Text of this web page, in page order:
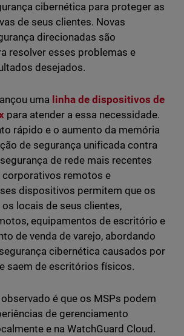
cibernética para proteger as
de seus clientes. Novas
direcionadas são
resolver esses problemas e
desejados.
uma linha de dispositivos de
para atender a essa necessidade.
rápido e o aumento da memória
de segurança unificada contra
de rede mais recentes
corporativos remotos e
dispositivos permitem que os
locais de seus clientes,
equipamentos de escritório e
de venda de varejo, abordando
cibernética causados por
saem de escritórios físicos.
é que os MSPs podem
de gerenciamento
e na WatchGuard Cloud.